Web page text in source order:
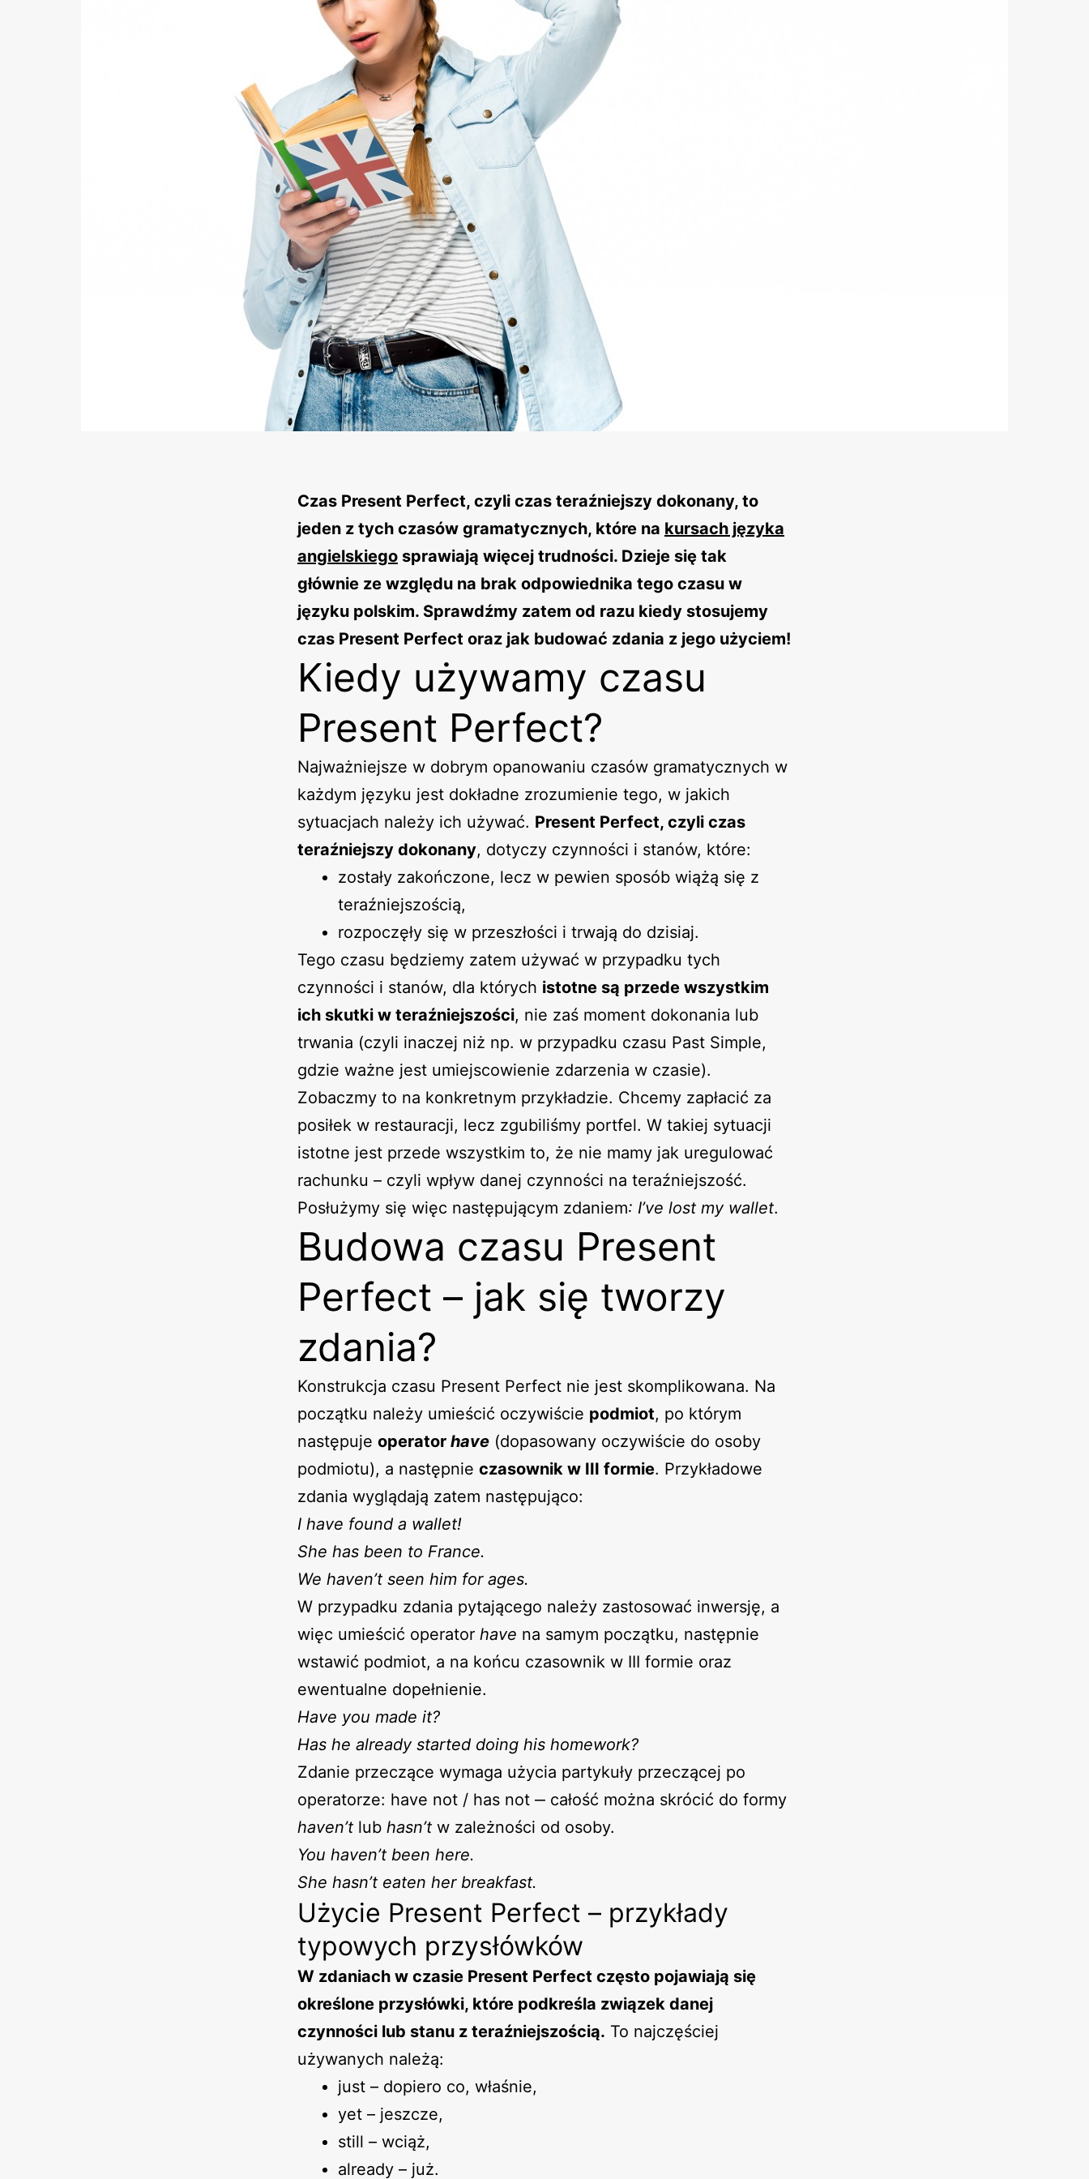
Czas Present Perfect, czyli czas teraźniejszy dokonany, to
jeden z tych czasów gramatycznych, które na kursach języka
angielskiego sprawiają więcej trudności. Dzieje się tak
głównie ze względu na brak odpowiednika tego czasu w
języku polskim. Sprawdźmy zatem od razu kiedy stosujemy
czas Present Perfect oraz jak budować zdania z jego użyciem!
Kiedy używamy czasu
Present Perfect?
Najważniejsze w dobrym opanowaniu czasów gramatycznych w
każdym języku jest dokładne zrozumienie tego, w jakich
sytuacjach należy ich używać. Present Perfect, czyli czas
teraźniejszy dokonany, dotyczy czynności i stanów, które:
zostały zakończone, lecz w pewien sposób wiążą się z
teraźniejszością,
rozpoczęły się w przeszłości i trwają do dzisiaj.
Tego czasu będziemy zatem używać w przypadku tych
czynności i stanów, dla których istotne są przede wszystkim
ich skutki w teraźniejszości, nie zaś moment dokonania lub
trwania (czyli inaczej niż np. w przypadku czasu Past Simple,
gdzie ważne jest umiejscowienie zdarzenia w czasie).
Zobaczmy to na konkretnym przykładzie. Chcemy zapłacić za
posiłek w restauracji, lecz zgubiliśmy portfel. W takiej sytuacji
istotne jest przede wszystkim to, że nie mamy jak uregulować
rachunku – czyli wpływ danej czynności na teraźniejszość.
Posłużymy się więc następującym zdaniem: I’ve lost my wallet.
Budowa czasu Present
Perfect – jak się tworzy
zdania?
Konstrukcja czasu Present Perfect nie jest skomplikowana. Na
początku należy umieścić oczywiście podmiot, po którym
następuje operator have (dopasowany oczywiście do osoby
podmiotu), a następnie czasownik w III formie. Przykładowe
zdania wyglądają zatem następująco:
I have found a wallet!
She has been to France.
We haven’t seen him for ages.
W przypadku zdania pytającego należy zastosować inwersję, a
więc umieścić operator have na samym początku, następnie
wstawić podmiot, a na końcu czasownik w III formie oraz
ewentualne dopełnienie.
Have you made it?
Has he already started doing his homework?
Zdanie przeczące wymaga użycia partykuły przeczącej po
operatorze: have not / has not ‒ całość można skrócić do formy
haven’t lub hasn’t w zależności od osoby.
You haven’t been here.
She hasn’t eaten her breakfast.
Użycie Present Perfect – przykłady
typowych przysłówków
W zdaniach w czasie Present Perfect często pojawiają się
określone przysłówki, które podkreśla związek danej
czynności lub stanu z teraźniejszością. To najczęściej
używanych należą:
just – dopiero co, właśnie,
yet – jeszcze,
still – wciąż,
already – już.